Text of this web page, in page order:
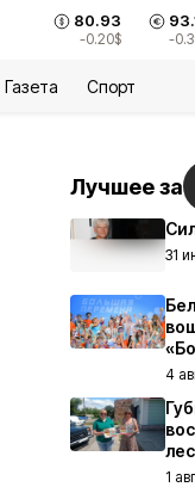
80.93
-0.20$ -
Газета Спорт
Лучшее за
31
4
1